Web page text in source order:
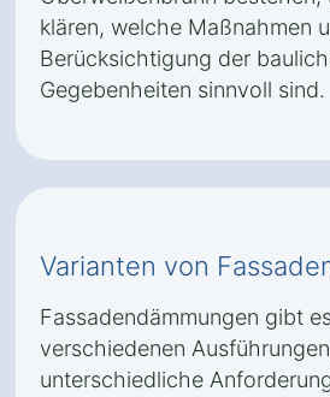
klären, welche Maßnahmen
Berücksichtigung der
Gegebenheiten sinnvoll sind.
Varianten von
Fassadendämmungen gibt
verschiedenen
unterschiedliche